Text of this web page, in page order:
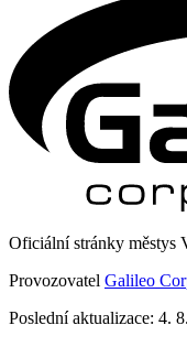
Oficiální stránky městys
Provozovatel Galileo
Poslední aktualizace: 4.